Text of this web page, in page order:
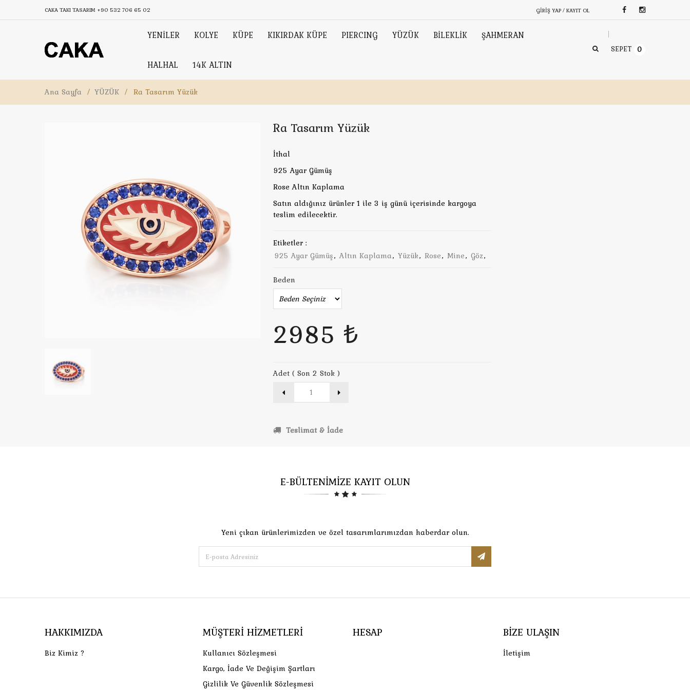
CAKA TAKI TASARIM +90 532 706 65 02 GIRIŞ YAP / KAYIT OL
YENİLER KOLYE KÜPE KIKIRDAK KÜPE PIERCING YÜZÜK BİLEKLİK ŞAHMERAN
HALHAL 14K ALTIN
SEPET 0
Ana Sayfa / YÜZÜK / Ra Tasarım Yüzük
Ra Tasarım Yüzük
İthal
925 Ayar Gümüş
Rose Altın Kaplama
Satın aldığınız ürünler 1 ile 3 iş günü içerisinde kargoya
teslim edilecektir.
Etiketler :
925 Ayar Gümüş, Altın Kaplama, Yüzük, Rose, Mine, Göz,
Beden
2985 ₺
Adet ( Son 2 Stok )
Teslimat & İade
E-BÜLTENİMİZE KAYIT OLUN
Yeni çıkan ürünlerimizden ve özel tasarımlarımızdan haberdar olun.
HAKKIMIZDA
Biz Kimiz ?
MÜŞTERI HIZMETLERI
Kullanıcı Sözleşmesi
Kargo, İade Ve Değişim Şartları
Gizlilik Ve Güvenlik Sözleşmesi
HESAP BIZE ULAŞIN
İletişim